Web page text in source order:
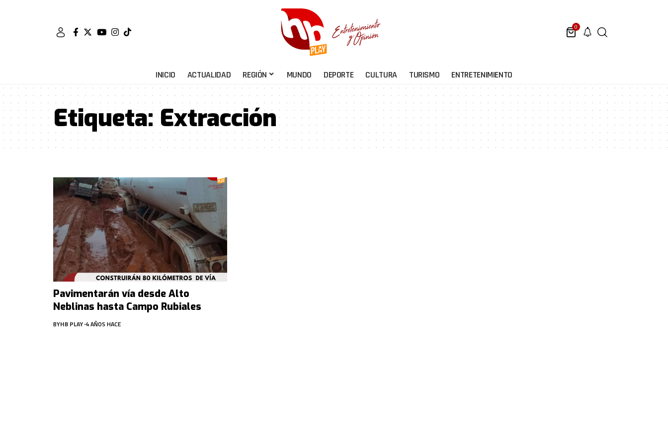
0
INICIO ACTUALIDAD REGIÓN MUNDO DEPORTE CULTURA TURISMO ENTRETENIMIENTO
Etiqueta: Extracción
Pavimentarán vía desde Alto
Neblinas hasta Campo Rubiales
BYHB PLAY 4 AÑOS HACE